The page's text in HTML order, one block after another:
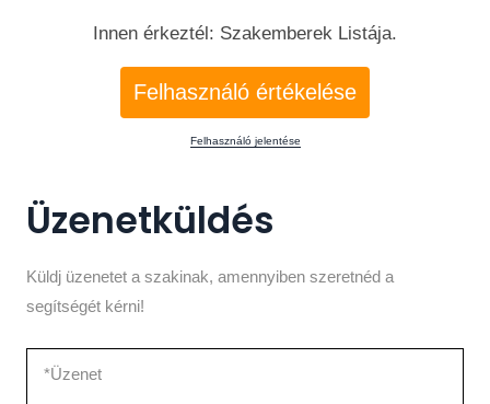
Innen érkeztél: Szakemberek Listája.
Felhasználó értékelése
Felhasználó jelentése
Üzenetküldés
Küldj üzenetet a szakinak, amennyiben szeretnéd a
segítségét kérni!